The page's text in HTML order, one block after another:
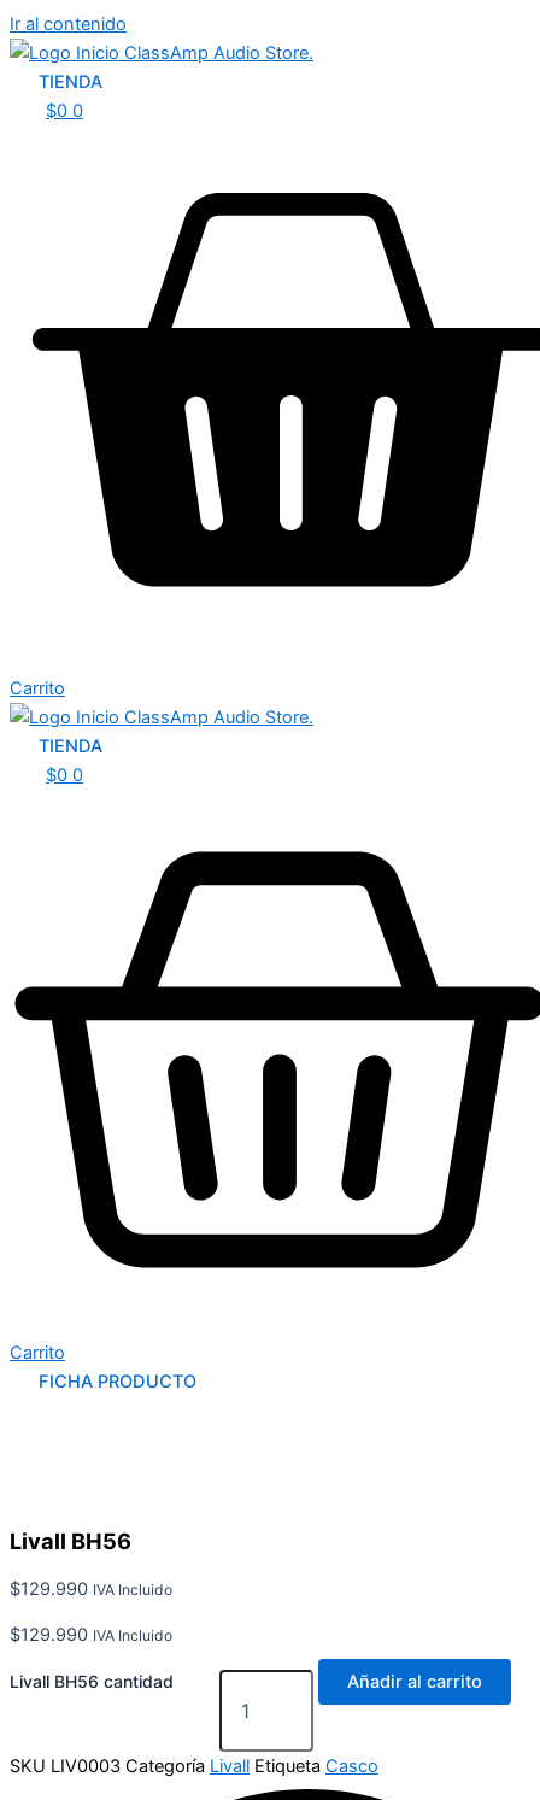
Ir al contenido
TIENDA
$0 0
Carrito
TIENDA
$0 0
Carrito
FICHA PRODUCTO
Livall BH56
$129.990 IVA Incluido
$129.990 IVA Incluido
Livall BH56 cantidad Añadir al carrito
SKU LIV0003 Categoría Livall Etiqueta Casco